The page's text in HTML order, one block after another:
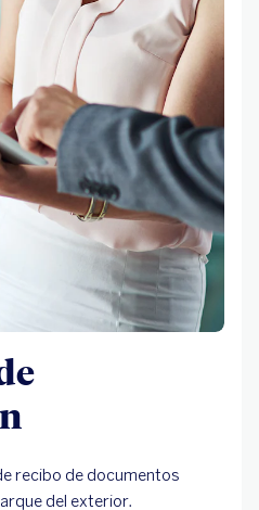
recibo de documentos
del exterior.